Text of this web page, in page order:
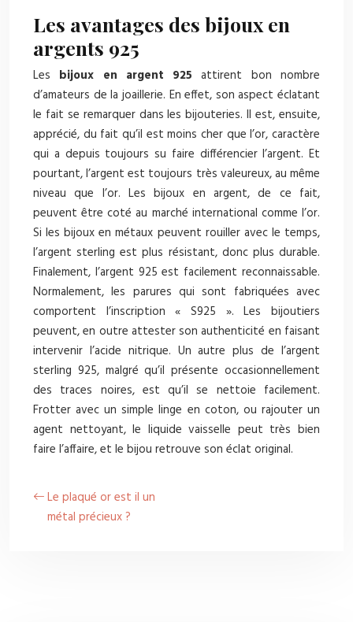
Les avantages des bijoux en
argents 925
Les bijoux en argent 925 attirent bon nombre
d’amateurs de la joaillerie. En effet, son aspect éclatant
le fait se remarquer dans les bijouteries. Il est, ensuite,
apprécié, du fait qu’il est moins cher que l’or, caractère
qui a depuis toujours su faire différencier l’argent. Et
pourtant, l’argent est toujours très valeureux, au même
niveau que l’or. Les bijoux en argent, de ce fait,
peuvent être coté au marché international comme l’or.
Si les bijoux en métaux peuvent rouiller avec le temps,
l’argent sterling est plus résistant, donc plus durable.
Finalement, l’argent 925 est facilement reconnaissable.
Normalement, les parures qui sont fabriquées avec
comportent l’inscription « S925 ». Les bijoutiers
peuvent, en outre attester son authenticité en faisant
intervenir l’acide nitrique. Un autre plus de l’argent
sterling 925, malgré qu’il présente occasionnellement
des traces noires, est qu’il se nettoie facilement.
Frotter avec un simple linge en coton, ou rajouter un
agent nettoyant, le liquide vaisselle peut très bien
faire l’affaire, et le bijou retrouve son éclat original.
Le plaqué or est il un
métal précieux ?